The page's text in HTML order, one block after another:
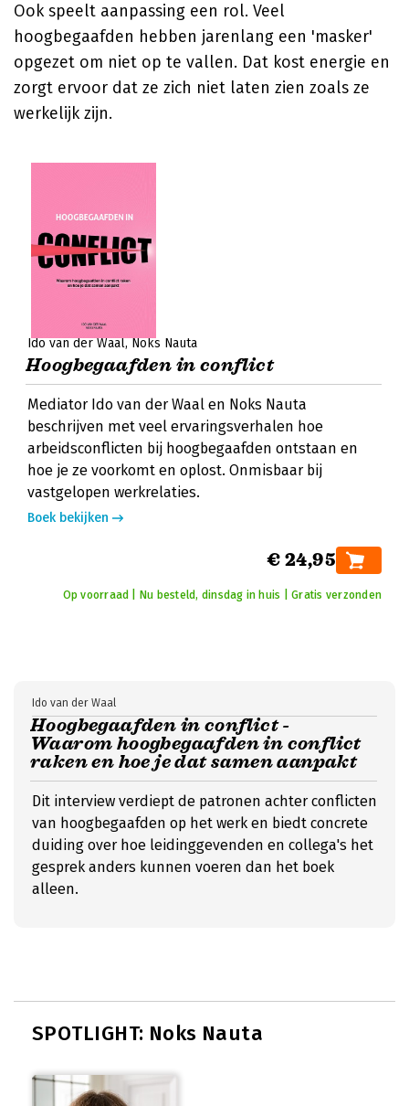
Ook speelt aanpassing een rol. Veel
hoogbegaafden hebben jarenlang een 'masker'
opgezet om niet op te vallen. Dat kost energie en
zorgt ervoor dat ze zich niet laten zien zoals ze
werkelijk zijn.
Ido van der Waal Noks Nauta
Hoogbegaafden in conflict
Mediator Ido van der Waal en Noks Nauta
beschrijven met veel ervaringsverhalen hoe
arbeidsconflicten bij hoogbegaafden ontstaan en
hoe je ze voorkomt en oplost. Onmisbaar bij
vastgelopen werkrelaties.
Boek bekijken
€ 24,95
Op voorraad | Nu besteld, dinsdag in huis | Gratis verzonden
Hoogbegaafden in conflict -
Waarom hoogbegaafden in conflict
raken en hoe je dat samen aanpakt
Ido van der Waal
Dit interview verdiept de patronen achter conflicten
van hoogbegaafden op het werk en biedt concrete
duiding over hoe leidinggevenden en collega's het
gesprek anders kunnen voeren dan het boek
alleen.
SPOTLIGHT: Noks Nauta